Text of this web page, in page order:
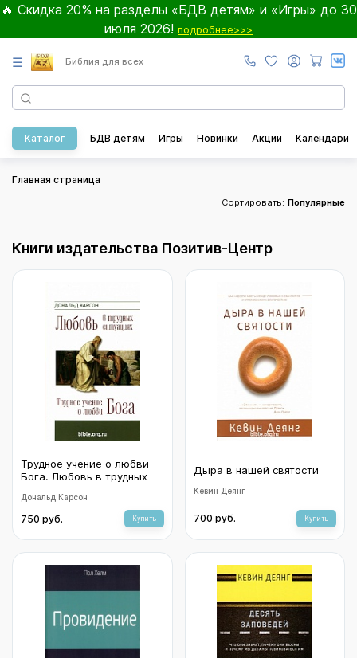
🔥 Скидка 20% на разделы «БДВ детям» и «Игры» до 30
июля 2026! подробнее>>>
☰ Библия для всех
Каталог БДВ детям Игры Новинки Акции Календари
Главная страница
Сортировать: Популярные
Книги издательства Позитив-Центр
Трудное учение о любви
Бога. Любовь в трудных
ситуациях
Дональд Карсон
750 руб. Купить
Дыра в нашей святости
Кевин Деянг
700 руб. Купить